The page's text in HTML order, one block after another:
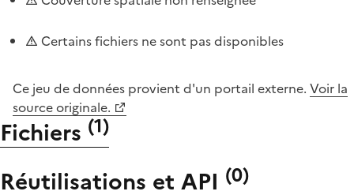
Certains fichiers ne sont pas disponibles
Ce jeu de données provient d'un portail externe. Voir la
source originale.
Fichiers (1)
Réutilisations et API (0)